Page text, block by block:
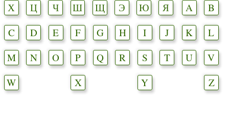
Х
Ц Ч Ш Щ Э Ю Я A
B
C
D E F G H I J K
L
M
N O P Q R S T U
V
W
X Y Z